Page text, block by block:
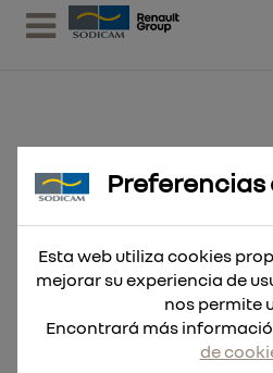
Broca SDS-Plus
Preferencias
Esta web utiliza cookies
mejorar su experiencia de
nos permite
Encontrará más
de